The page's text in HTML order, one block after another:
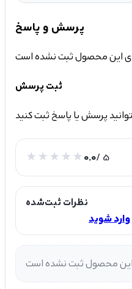
پرسش و پاسخ
ثبت پرسش
0.0/ 5
نظرات ثبت‌شده
شوید